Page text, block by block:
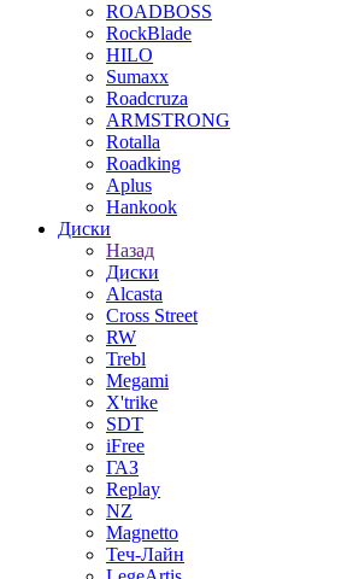
ROADBOSS
RockBlade
HILO
Sumaxx
Roadcruza
ARMSTRONG
Rotalla
Roadking
Aplus
Hankook
Диски
Назад
Диски
Alcasta
Cross Street
RW
Trebl
Megami
X'trike
SDT
iFree
ГАЗ
Replay
NZ
Magnetto
Теч-Лайн